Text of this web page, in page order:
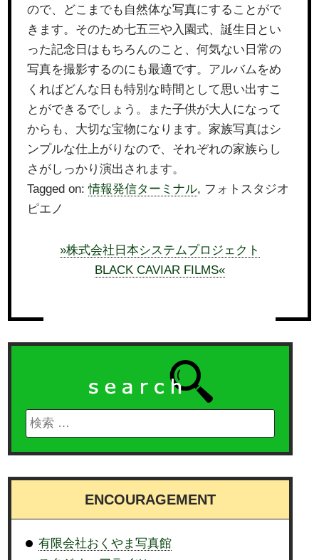
ので、どこまでも自然体な写真にすることがで
きます。そのため七五三や入園式、誕生日とい
った記念日はもちろんのこと、何気ない日常の
写真を撮影するのにも最適です。アルバムをめ
くればどんな日も特別な時間として思い出すこ
とができるでしょう。また子供が大人になって
からも、大切な宝物になります。家族写真はシ
ンプルな仕上がりなので、それぞれの家族らし
さがしっかり演出されます。
Tagged on:情報発信ターミナル, フォトスタジオ
ピエノ
»株式会社日本システムプロジェクト
BLACK CAVIAR FILMS«
ENCOURAGEMENT
有限会社おくやま写真館